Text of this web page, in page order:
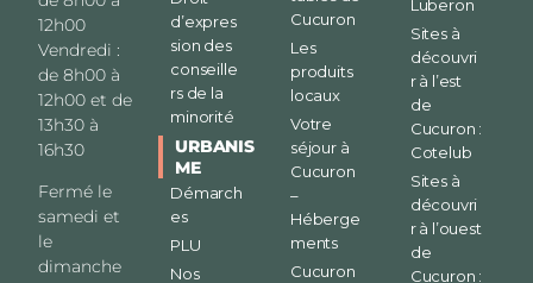
12h00
Vendredi :
de 8h00 à
12h00 et de
13h30 à
16h30
Fermé le
samedi et
le
dimanche
d’expres
sion des
conseille
rs de la
minorité
URBANIS
ME
Démarch
es
PLU
Nos
Cucuron
Les
produits
locaux
Votre
séjour à
Cucuron
–
Héberge
ments
Cucuron
Luberon
Sites à
découvri
r à l’est
de
Cucuron :
Cotelub
Sites à
découvri
r à l’ouest
de
Cucuron :